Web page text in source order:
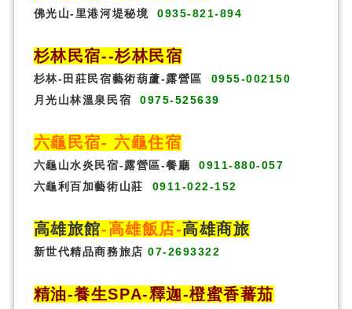
佛光山-里港河堤秘境 0935-821-894
杉林民宿--杉林民宿
杉林-田莊民宿藝術葫蘆-露營區
0955-002150
月光山林溫泉民宿
0975-525639
六龜民宿- 六龜住宿
六龜山水炎民宿-露營區-餐廳
0911-880-057
六龜利百加藝術山莊
0911-022-152
高雄旅館-高雄飯店-高雄商旅
新世代精品商務旅店 07-2693322
精油-養生SPA-釋迦-橙蜜香蕃茄